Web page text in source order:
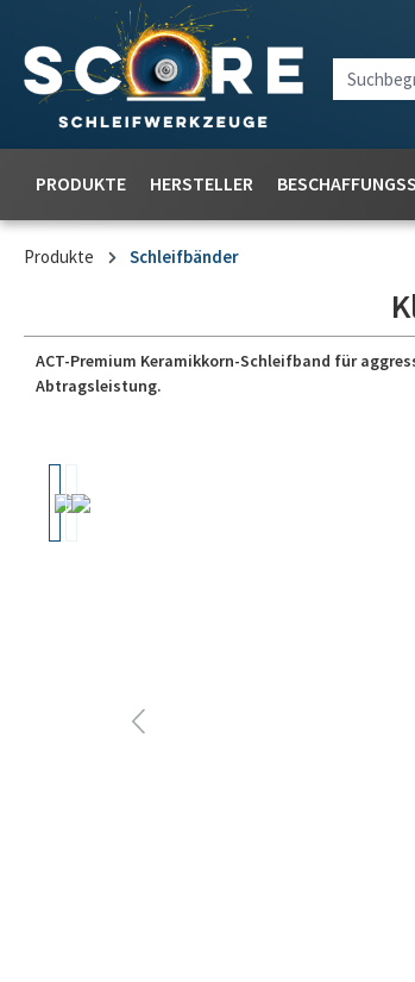
PRODUKTE HERSTELLER
Produkte Schleifbänder
ACT-Premium Keramikkorn-Schleifband für
Abtragsleistung.